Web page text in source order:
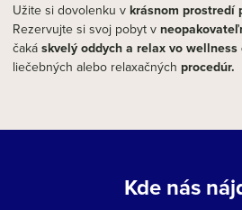
Užite si dovolenku v krásnom prostredí
Rezervujte si svoj pobyt v
čaká skvelý oddych a relax vo wellness
liečebných alebo relaxačných procedúr.
Kde nás